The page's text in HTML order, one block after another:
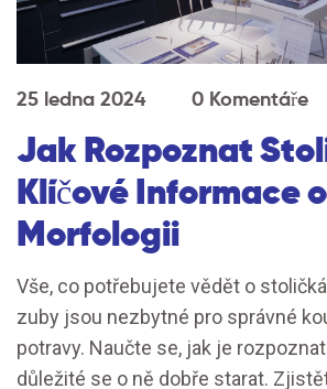
25 ledna 2024 0 Komentáře
Jak Rozpoznat
Klíčové Informace
Morfologii
Vše, co potřebujete vědět o
zuby jsou nezbytné pro správné
potravy. Naučte se, jak je
důležité se o ně dobře starat.